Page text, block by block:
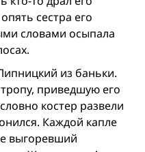
сестра его
словами осыпала
из баньки.
приведшую его
костер развели
Каждой капле
выгоревший